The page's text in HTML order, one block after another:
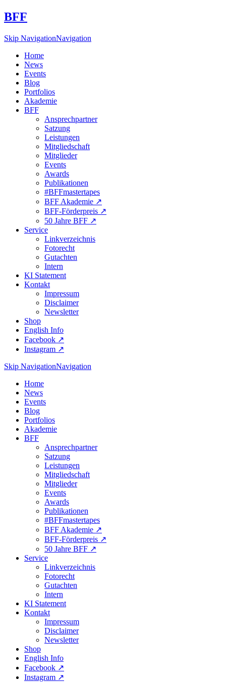
BFF
Skip NavigationNavigation
Home
News
Events
Blog
Portfolios
Akademie
BFF
Ansprechpartner
Satzung
Leistungen
Mitgliedschaft
Mitglieder
Events
Awards
Publikationen
#BFFmastertapes
BFF Akademie ↗︎
BFF-Förderpreis ↗︎
50 Jahre BFF ↗︎
Service
Linkverzeichnis
Fotorecht
Gutachten
Intern
KI Statement
Kontakt
Impressum
Disclaimer
Newsletter
Shop
English Info
Facebook ↗︎
Instagram ↗︎
Skip NavigationNavigation
Home
News
Events
Blog
Portfolios
Akademie
BFF
Ansprechpartner
Satzung
Leistungen
Mitgliedschaft
Mitglieder
Events
Awards
Publikationen
#BFFmastertapes
BFF Akademie ↗︎
BFF-Förderpreis ↗︎
50 Jahre BFF ↗︎
Service
Linkverzeichnis
Fotorecht
Gutachten
Intern
KI Statement
Kontakt
Impressum
Disclaimer
Newsletter
Shop
English Info
Facebook ↗︎
Instagram ↗︎